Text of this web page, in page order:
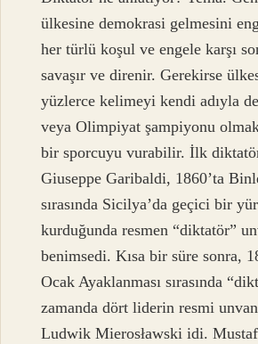
ülkesine demokrasi gelmesini
her türlü koşul ve engele karşı
savaşır ve direnir. Gerekirse
yüzlerce kelimeyi kendi adıyla
veya Olimpiyat şampiyonu
bir sporcuyu vurabilir. İlk
Giuseppe Garibaldi, 1860’ta
sırasında Sicilya’da geçici bir
kurduğunda resmen “diktatör”
benimsedi. Kısa bir süre sonra,
Ocak Ayaklanması sırasında
zamanda dört liderin resmi
Ludwik Mierosławski idi.